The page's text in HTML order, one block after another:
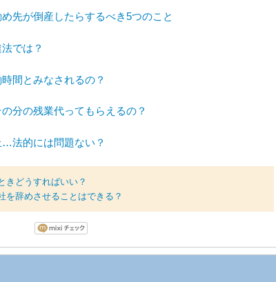
先が倒産したらするべき5つのこと
では？
間とみなされるの？
分の残業代ってもらえるの？
法的には問題ない？
どうすればいい？
辞めさせることはできる？